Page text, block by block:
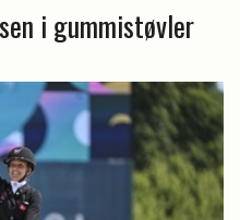
i gummistøvler